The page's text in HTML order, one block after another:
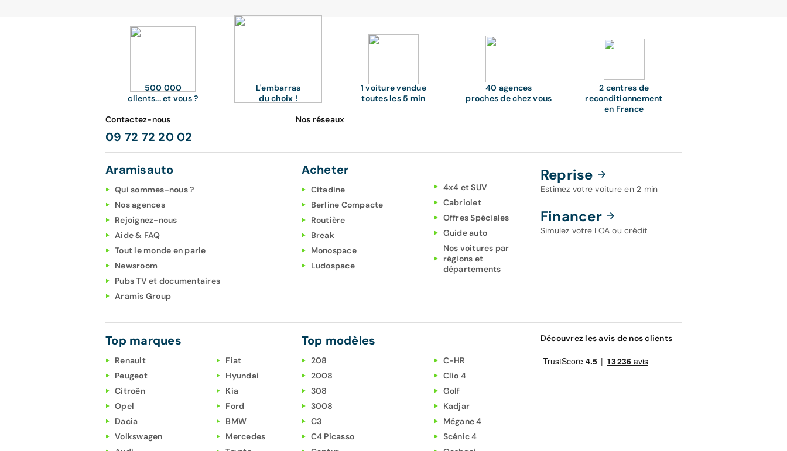
500 000
clients... et vous ?
L'embarras
du choix !
1 voiture vendue
toutes les 5 min
40 agences
proches de chez vous
2 centres de
reconditionnement
en France
Contactez-nous
09 72 72 20 02
Nos réseaux
Aramisauto
Qui sommes-nous ?
Nos agences
Rejoignez-nous
Aide & FAQ
Tout le monde en parle
Newsroom
Pubs TV et documentaires
Aramis Group
Acheter
Citadine
Berline Compacte
Routière
Break
Monospace
Ludospace
4x4 et SUV
Cabriolet
Offres Spéciales
Guide auto
Nos voitures par
régions et
départements
Reprise
Estimez votre voiture en 2 min
Financer
Simulez votre LOA ou crédit
Top marques
Renault
Peugeot
Citroën
Opel
Dacia
Volkswagen
Fiat
Hyundai
Kia
Ford
BMW
Mercedes
Top modèles
208
2008
308
3008
C3
C4 Picasso
C-HR
Clio 4
Golf
Kadjar
Mégane 4
Scénic 4
Découvrez les avis de nos clients